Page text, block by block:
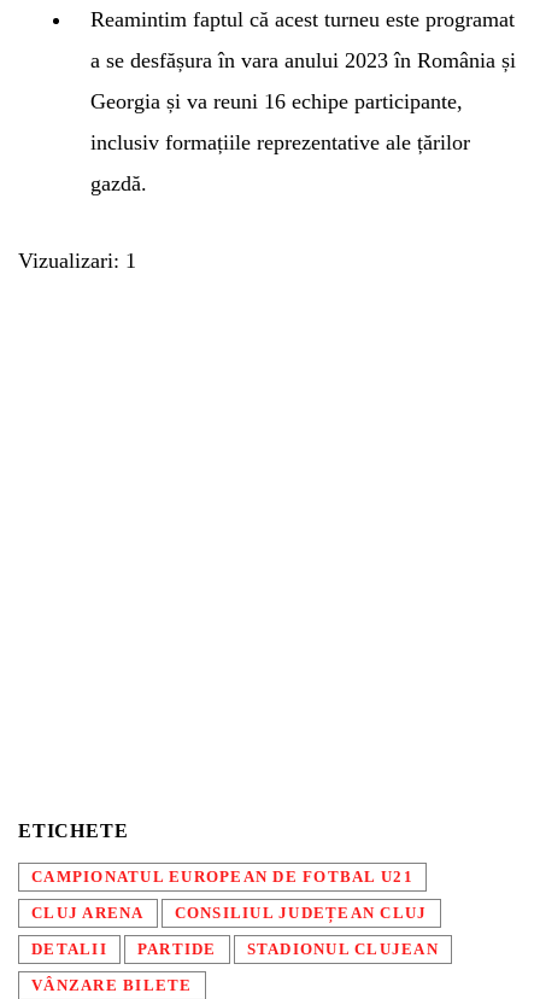
Reamintim faptul că acest turneu este programat
a se desfășura în vara anului 2023 în România și
Georgia și va reuni 16 echipe participante,
inclusiv formațiile reprezentative ale țărilor
gazdă.
Vizualizari: 1
ETICHETE
CAMPIONATUL EUROPEAN DE FOTBAL U21
CLUJ ARENA CONSILIUL JUDEȚEAN CLUJ
DETALII PARTIDE STADIONUL CLUJEAN
VÂNZARE BILETE